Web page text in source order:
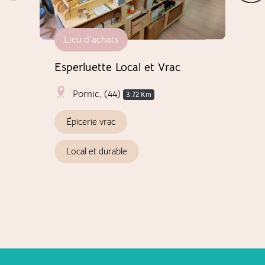
Lieu d'achats
Esperluette Local et Vrac
Pornic, (44) 3.72 Km
Épicerie vrac
Local et durable